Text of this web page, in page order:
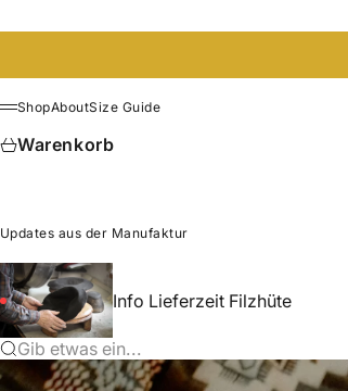
Menü
ShopAboutSize Guide
Warenkorb
Updates aus der Manufaktur
Info Lieferzeit Filzhüte
Gib etwas ein...